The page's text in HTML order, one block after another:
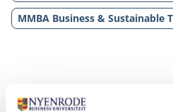
MMBA Business & Sustainable